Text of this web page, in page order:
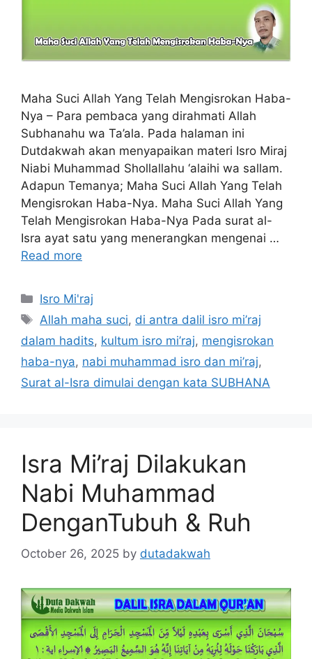
Maha Suci Allah Yang Telah Mengisrokan Haba-
Nya – Para pembaca yang dirahmati Allah
Subhanahu wa Ta’ala. Pada halaman ini
Dutdakwah akan menyapaikan materi Isro Miraj
Niabi Muhammad Shollallahu ‘alaihi wa sallam.
Adapun Temanya; Maha Suci Allah Yang Telah
Mengisrokan Haba-Nya. Maha Suci Allah Yang
Telah Mengisrokan Haba-Nya Pada surat al-
Isra ayat satu yang menerangkan mengenai …
Read more
Categories
Isro Mi'raj
Tags
Allah maha suci, di antra dalil isro mi’raj
dalam hadits, kultum isro mi’raj, mengisrokan
haba-nya, nabi muhammad isro dan mi’raj,
Surat al-Isra dimulai dengan kata SUBHANA
Isra Mi’raj Dilakukan
Nabi Muhammad
DenganTubuh & Ruh
October 26, 2025 by dutadakwah